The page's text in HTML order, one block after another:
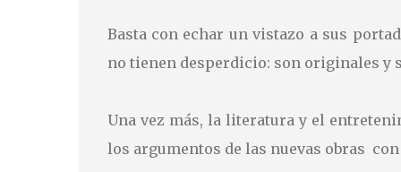
Basta con echar un vistazo a sus
no tienen desperdicio: son originales y
Una vez más, la literatura y el
los argumentos de las nuevas obras